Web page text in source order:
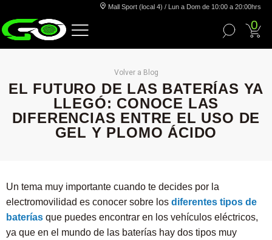
Mall Sport (local 4) / Lun a Dom de 10:00 a 20:00hrs
0
Volver a Blog
EL FUTURO DE LAS BATERÍAS YA
LLEGÓ: CONOCE LAS
DIFERENCIAS ENTRE EL USO DE
GEL Y PLOMO ÁCIDO
Un tema muy importante cuando te decides por la
electromovilidad es conocer sobre los diferentes tipos de
baterías que puedes encontrar en los vehículos eléctricos,
ya que en el mundo de las baterías hay dos tipos muy